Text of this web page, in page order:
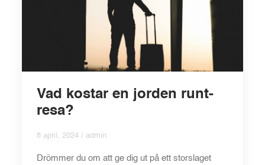
Vad kostar en jorden runt-
resa?
8 april, 2024 / admin
Drömmer du om att ge dig ut på ett storslaget